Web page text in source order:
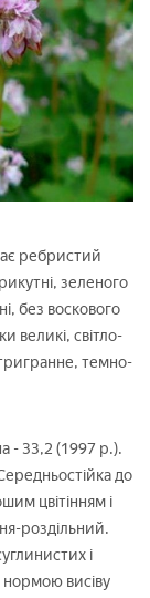
ребристий
зеленого
без воскового
великі, світло-
темно-
- 33,2 (1997 р.).
до
цвітінням і
роздільний.
і
нормою висіву